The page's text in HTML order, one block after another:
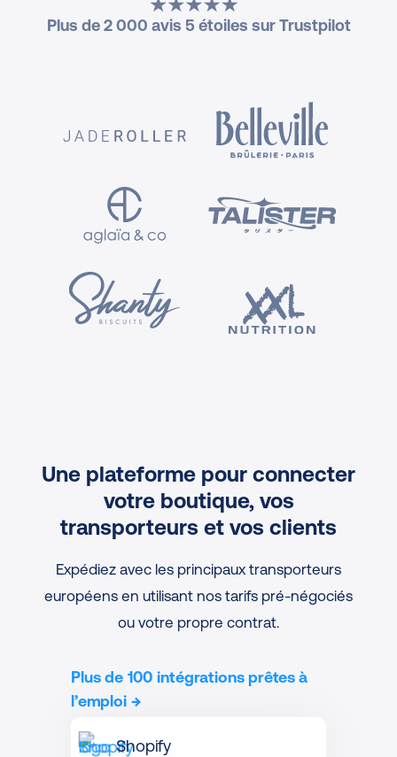
Plus de 2 000 avis 5 étoiles sur Trustpilot
Une plateforme pour connecter
votre boutique, vos
transporteurs et vos clients
Expédiez avec les principaux transporteurs
européens en utilisant nos tarifs pré-négociés
ou votre propre contrat.
Plus de 100 intégrations prêtes à
l’emploi→
Shopify